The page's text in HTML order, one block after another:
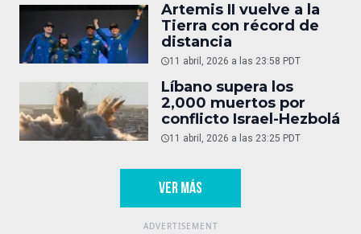
Artemis II vuelve a la
Tierra con récord de
distancia
11 abril, 2026 a las 23:58 PDT
Líbano supera los
2,000 muertos por
conflicto Israel-Hezbolá
11 abril, 2026 a las 23:25 PDT
VER MÁS